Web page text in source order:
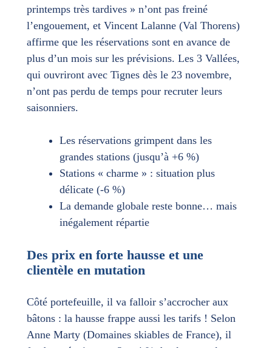
printemps très tardives » n’ont pas freiné
l’engouement, et Vincent Lalanne (Val Thorens)
affirme que les réservations sont en avance de
plus d’un mois sur les prévisions. Les 3 Vallées,
qui ouvriront avec Tignes dès le 23 novembre,
n’ont pas perdu de temps pour recruter leurs
saisonniers.
Les réservations grimpent dans les
grandes stations (jusqu’à +6 %)
Stations « charme » : situation plus
délicate (-6 %)
La demande globale reste bonne… mais
inégalement répartie
Des prix en forte hausse et une
clientèle en mutation
Côté portefeuille, il va falloir s’accrocher aux
bâtons : la hausse frappe aussi les tarifs ! Selon
Anne Marty (Domaines skiables de France), il